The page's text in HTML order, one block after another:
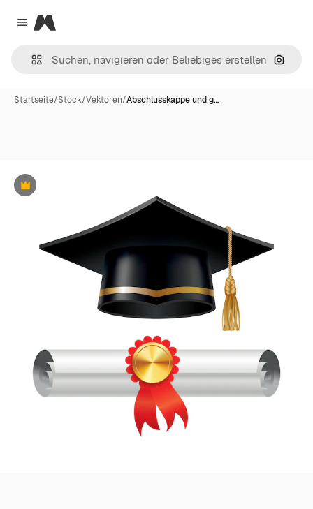
Close menu
Magnific
Nach
Startseite/Stock/Vektoren/Abschlusskappe und g…
Premium